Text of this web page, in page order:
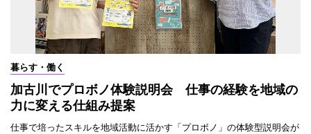
暮らす・働く
加古川でプロボノ体験説明会 仕事の経験を地域の
力に変える仕組み提案
仕事で培ったスキルを地域活動に活かす「プロボノ」の体験型説明会が